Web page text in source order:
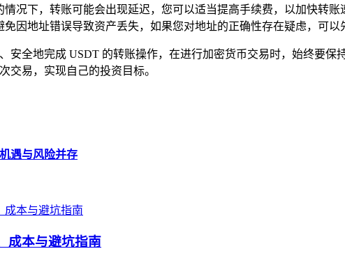
况下，转账可能会出现延迟，您可以适当提高手续费，以加快转账
因地址错误导致资产丢失，如果您对地址的正确性存在疑虑，可以
安全地完成 USDT 的转账操作，在进行加密货币交易时，始终要
交易，实现自己的投资目标。
遇与风险并存
成本与避坑指南